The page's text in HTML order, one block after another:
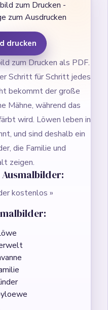
zum Drucken -
zum Ausdrucken
drucken
zum Drucken als PDF.
Schritt für Schritt jedes
bekommt der große
Mähne, während das
wird. Löwen leben in
und sind deshalb ein
die Familie und
zeigen.
kostenlos »